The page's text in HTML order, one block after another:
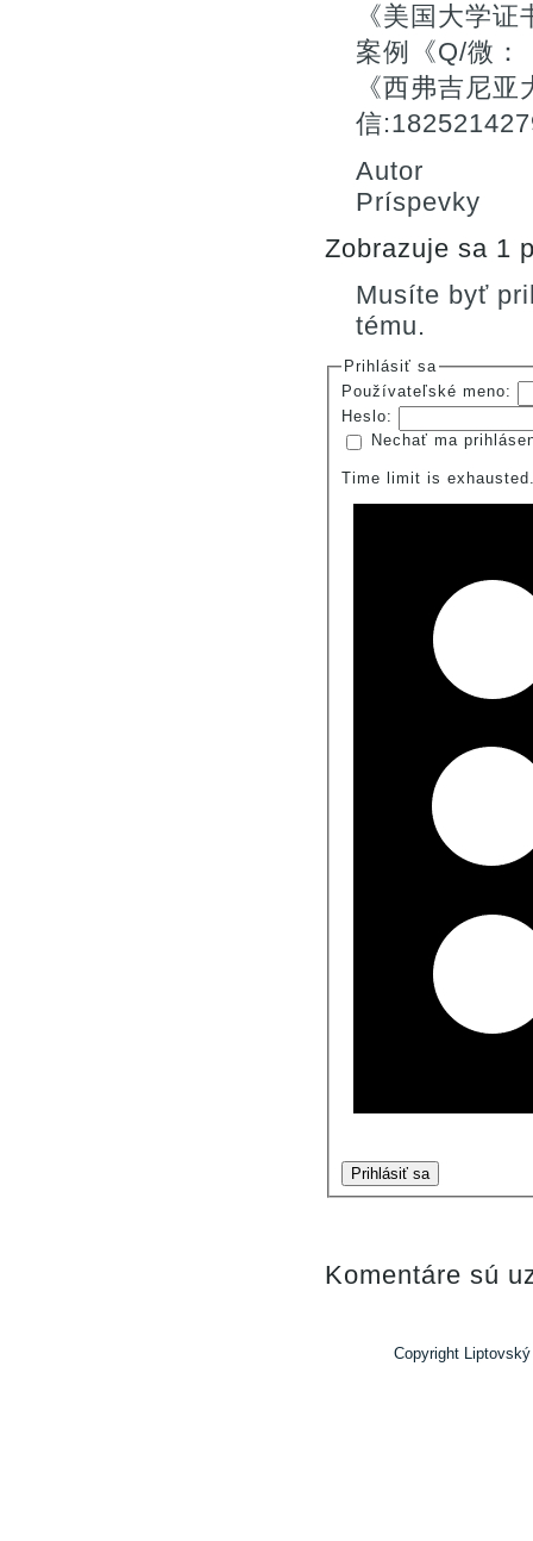
《美国大学
案例《Q/微：
《西弗吉尼
信
Autor
Príspevky
Zobrazuje sa 1
Musíte byť
tému.
Prihlásiť sa
Používateľské meno:
Heslo:
Nechať ma
Time limit is
Prihlásiť sa
Komentáre sú
Copyright